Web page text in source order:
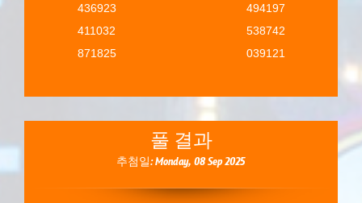
436923
411032
871825
494197
538742
039121
풀 결과
추첨일: Monday, 08 Sep 2025